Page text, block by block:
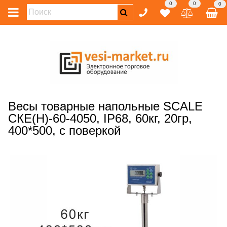
0 0 0
Весы товарные напольные SCALE
СКЕ(Н)-60-4050, IP68, 60кг, 20гр,
400*500, с поверкой